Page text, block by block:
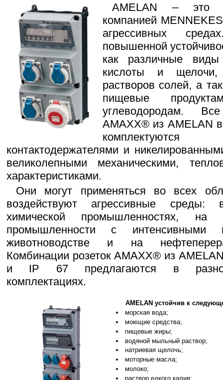
AMELAN – это
компанией
агрессивных
повышенной
как различные виды
кислоты и щелочи,
растворов солей, а
пищевые
углеводородам.
AMAXX® из AMELAN
контактодержателями и
великолепными механическими,
характеристиками.
Они могут применяться во всех
воздействуют агрессивные
химической промышленностях, на
промышленности с интенсивными
животноводстве и на
Комбинации розеток AMAXX® из
и IP 67 предлагаются в
комплектациях.
AMELAN устойчив к
морская вода;
моющие средства;
пищевые жиры;
водяной мыльный раствор;
натриевая щелочь;
моторные масла;
молоко;
раствор едкого калия;